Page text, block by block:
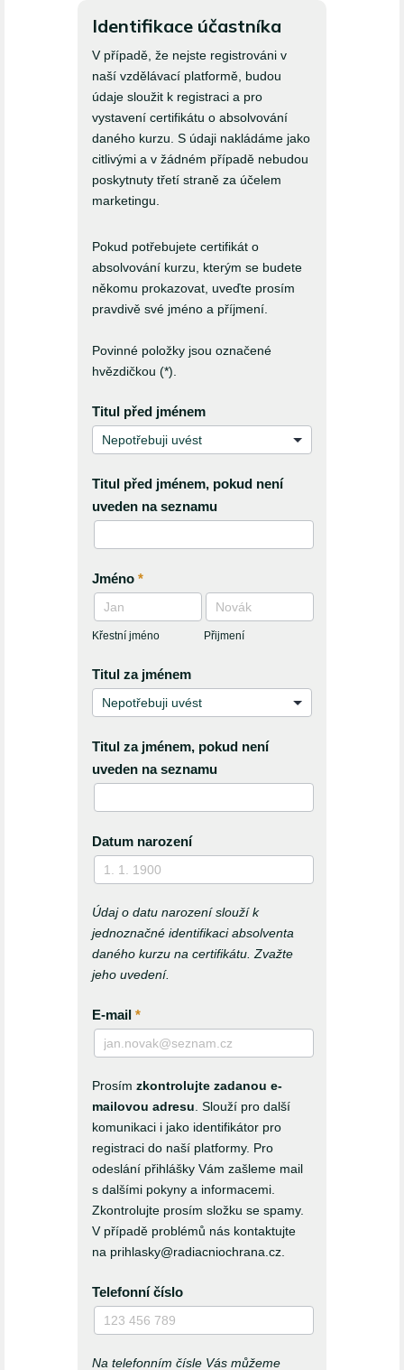
Přihláška
ke
kurzům
Identifikace účastníka
V případě, že nejste registrováni v
naší vzdělávací platformě, budou
údaje sloužit k registraci a pro
vystavení certifikátu o absolvování
daného kurzu. S údaji nakládáme jako
citlivými a v žádném případě nebudou
poskytnuty třetí straně za účelem
marketingu.
Pokud potřebujete certifikát o
absolvování kurzu, kterým se budete
někomu prokazovat, uveďte prosím
pravdivě své jméno a příjmení.
Povinné položky jsou označené
hvězdičkou (*).
Titul před jménem
Titul před jménem, pokud není
uveden na seznamu
Jméno*
Křestní
jméno
Křestní jméno
Přijmení
Přijmení
Titul za jménem
Titul za jménem, pokud není
uveden na seznamu
Datum narození
Údaj o datu narození slouží k
jednoznačné identifikaci absolventa
daného kurzu na certifikátu. Zvažte
jeho uvedení.
E-mail*
Prosímzkontrolujte zadanou e-
mailovou adresu. Slouží pro další
komunikaci i jako identifikátor pro
registraci do naší platformy. Pro
odeslání přihlášky Vám zašleme mail
s dalšími pokyny a informacemi.
Zkontrolujte prosím složku se spamy.
V případě problémů nás kontaktujte
na prihlasky@radiacniochrana.cz.
Telefonní číslo
Na telefonním čísle Vás můžeme